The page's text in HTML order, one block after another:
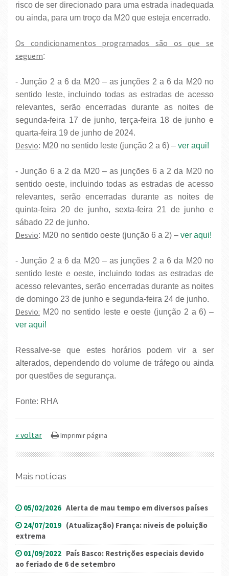
risco de ser direcionado para uma estrada inadequada
ou ainda, para um troço da M20 que esteja encerrado.
Os condicionamentos programados são os que se
seguem:
- Junção 2 a 6 da M20 – as junções 2 a 6 da M20 no
sentido leste, incluindo todas as estradas de acesso
relevantes, serão encerradas durante as noites de
segunda-feira 17 de junho, terça-feira 18 de junho e
quarta-feira 19 de junho de 2024.
Desvio: M20 no sentido leste (junção 2 a 6) – ver aqui!
- Junção 6 a 2 da M20 – as junções 6 a 2 da M20 no
sentido oeste, incluindo todas as estradas de acesso
relevantes, serão encerradas durante as noites de
quinta-feira 20 de junho, sexta-feira 21 de junho e
sábado 22 de junho.
Desvio: M20 no sentido oeste (junção 6 a 2) – ver aqui!
- Junção 2 a 6 da M20 – as junções 2 a 6 da M20 no
sentido leste e oeste, incluindo todas as estradas de
acesso relevantes, serão encerradas durante as noites
de domingo 23 de junho e segunda-feira 24 de junho.
Desvio: M20 no sentido leste e oeste (junção 2 a 6) –
ver aqui!
Ressalve-se que estes horários podem vir a ser
alterados, dependendo do volume de tráfego ou ainda
por questões de segurança.
Fonte: RHA
« voltar
Mais notícias
05/02/2026 Alerta de mau tempo em diversos países
24/07/2019 (Atualização) França: niveis de poluição
extrema
01/09/2022 País Basco: Restrições especiais devido
ao feriado de 6 de setembro